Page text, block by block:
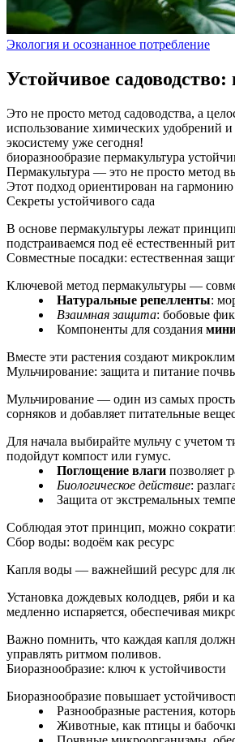
Экология и осознанное потребление
Устойчивое
Это не просто метод садоводства, а
использование химических удобрений
экосистему уже сегодня!
биоразнообразие пермакультура
Пермакультура — это не просто метод
Этот подход ориентирован на
Секреты устойчивого сада
В основе пермакультуры лежат
подстраиваемся под её естественный
Совместные посадки: естественная
Ключевой метод пермакультуры —
Натуральные репелленты:
Взаимная защита: бобовые
Компоненты для создания
Вместе эти растения создают
Мульчирование: защита и питание
Мульчирование — один из самых
сорняков и добавляет питательные
Для начала выбирайте мульчу с учетом
подойдут компост или гумус.
Поглощение влаги позволяет
Биологическое действие:
Защита от экстремальных
Соблюдая этот принцип, можно
Сбор воды: водоём как ресурс
Капля воды — важнейший ресурс для
Установка дождевых колодцев, ряби и
медленно испаряется, обеспечивая
Важно помнить, что каждая капля
управлять ритмом поливов.
Биоразнообразие: ключ к устойчивости
Биоразнообразие повышает
Разнообразные растения,
Животные, как птицы и